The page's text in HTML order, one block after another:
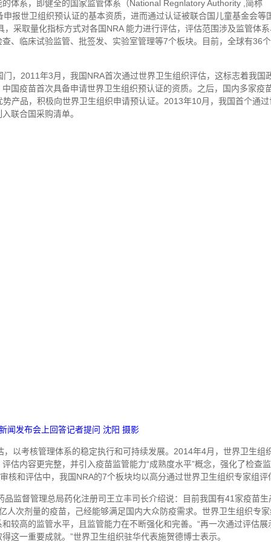
体系，即健全的国家监管体系（National Regnlatory Authority ,简称
报世卫组织预认证的基本资质，进而通过认证被联合国儿童基金会等
采取量化指标方式对各国NRA 能力进行评估，评估范围涉及监管体系
、临床试验监管、批签发、实验室管理等7个板块。目前，全球有36
，2011年3月，我国NRA首次通过世界卫生组织评估，这标志着我国
国疫苗首次具备申请世界卫生组织预认证的资质。之后，国内多家疫
产品，积极向世界卫生组织申请预认证。2013年10月，我国首个通过
联合国采购清单。
闻发布会上回答记者提问 沈阳 摄影
以考核管理体系的稳定执行和可持续发展。2014年4月，世界卫生组
估内容更完整，并引入疫苗监管能力“成熟度水平”概念，强化了检查
和评估中，我国NRA的7个板块均以高分通过世界卫生组织专家组评
监督管理总局药化注册司王立丰司长介绍说：目前我国有41家疫苗生
次剂量的疫苗，己经能够满足国内大众防疫需求。世界卫生组织专
较高的监管水平，且监管能力在不断强化和完善。“再一次通过评估展
这一重要成就。”世界卫生组织驻华代表施贺德博士表示。